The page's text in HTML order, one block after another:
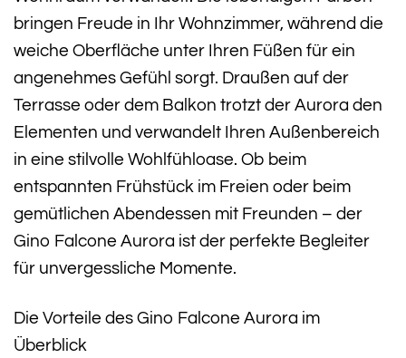
bringen Freude in Ihr Wohnzimmer, während die
weiche Oberfläche unter Ihren Füßen für ein
angenehmes Gefühl sorgt. Draußen auf der
Terrasse oder dem Balkon trotzt der Aurora den
Elementen und verwandelt Ihren Außenbereich
in eine stilvolle Wohlfühloase. Ob beim
entspannten Frühstück im Freien oder beim
gemütlichen Abendessen mit Freunden – der
Gino Falcone Aurora ist der perfekte Begleiter
für unvergessliche Momente.
Die Vorteile des Gino Falcone Aurora im
Überblick